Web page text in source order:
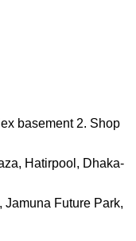
basement 2. Shop
Hatirpool, Dhaka-
Jamuna Future Park,